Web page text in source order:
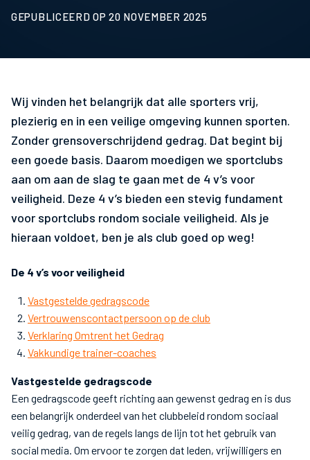
GEPUBLICEERD OP 20 NOVEMBER 2025
Wij vinden het belangrijk dat alle sporters vrij,
plezierig en in een veilige omgeving kunnen sporten.
Zonder grensoverschrijdend gedrag. Dat begint bij
een goede basis. Daarom moedigen we sportclubs
aan om aan de slag te gaan met de 4 v’s voor
veiligheid. Deze 4 v’s bieden een stevig fundament
voor sportclubs rondom sociale veiligheid. Als je
hieraan voldoet, ben je als club goed op weg!
De 4 v’s voor veiligheid
Vastgestelde gedragscode
Vertrouwenscontactpersoon op de club
Verklaring Omtrent het Gedrag
Vakkundige trainer-coaches
Vastgestelde gedragscode
Een gedragscode geeft richting aan gewenst gedrag en is dus
een belangrijk onderdeel van het clubbeleid rondom sociaal
veilig gedrag, van de regels langs de lijn tot het gebruik van
social media. Om ervoor te zorgen dat leden, vrijwilligers en